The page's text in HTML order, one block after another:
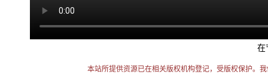
在
本站所提供资源已在相关版权机构登记，受版权保护。